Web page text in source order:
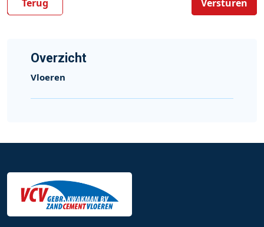
Overzicht
Vloeren
Terug Versturen